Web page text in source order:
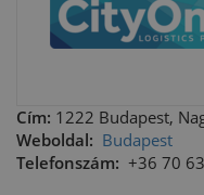
Cím: 1222 Budapest,
Weboldal: Budapest
Telefonszám: +36 70